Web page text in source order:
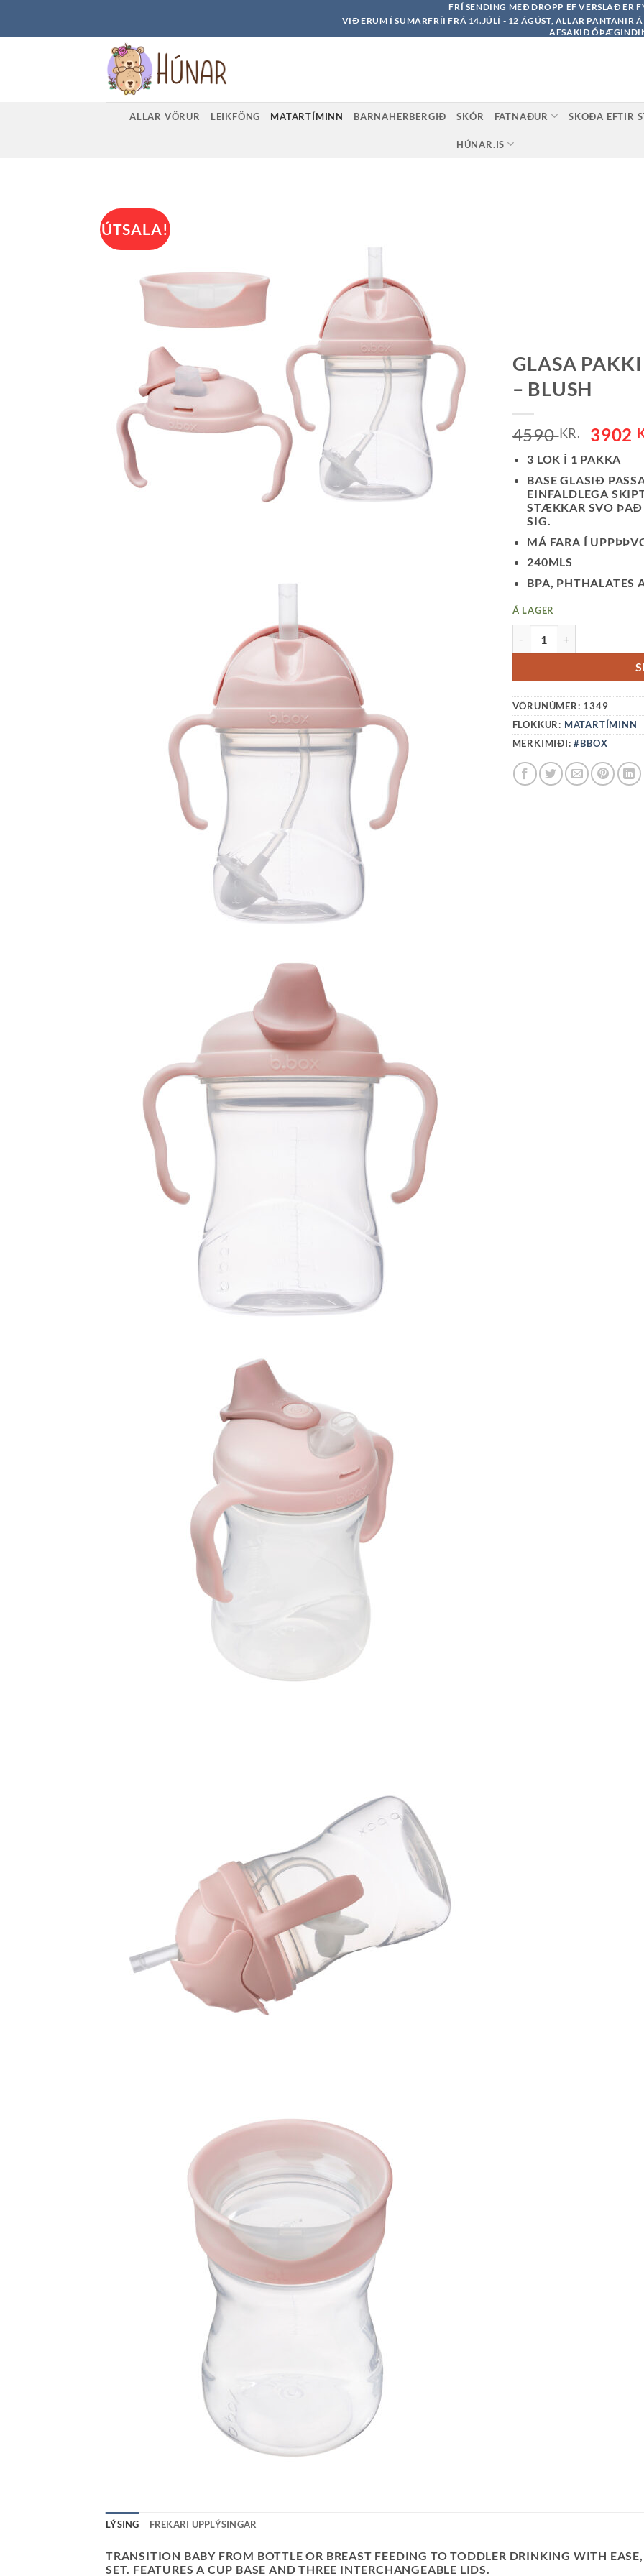
FRÍ SENDING MEÐ DROPP EF VERSLAÐ ER
VIÐ ERUM Í SUMARFRÍI FRÁ 14.JÚLÍ - 12 ÁGÚST, ALLAR PANTANIR
AFSAKIÐ
ALLAR VÖRUR LEIKFÖNG MATARTÍMINN BARNAHERBERGIÐ SKÓR FATNAÐUR SKOÐA EFTIR
HÚNAR.IS
ÚTSALA!
GLASA
– BLUSH
4590KR. 3902
3 LOK Í 1 PAKKA
BASE GLASIÐ
EINFALDLEGA
STÆKKAR SVO ÞAÐ
SIG.
MÁ FARA Í
240MLS
BPA, PHTHALATES
Á LAGER
VÖRUNÚMER: 1349
FLOKKUR: MATARTÍMINN
MERKIMIÐI:#BBOX
LÝSING FREKARI UPPLÝSINGAR
TRANSITION BABY FROM BOTTLE OR BREAST FEEDING TO TODDLER DRINKING WITH
SET. FEATURES A CUP BASE AND THREE INTERCHANGEABLE LIDS.